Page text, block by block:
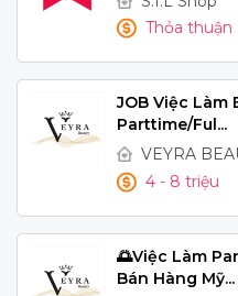
Thỏa thuận
JOB Việc Làm
Parttime/Ful...
VEYRA
4 - 8 triệu
🌅Việc Làm
Bán Hàng Mỹ...